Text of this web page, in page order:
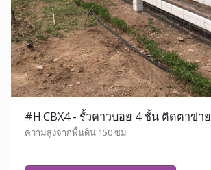
#H.CBX4 - รั้วคาวบอย 4 ชั้น ติดตาข่าย
ความสูงจากพื้นดิน 150 ซม